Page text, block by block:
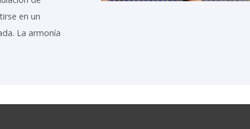
en un
La armonía